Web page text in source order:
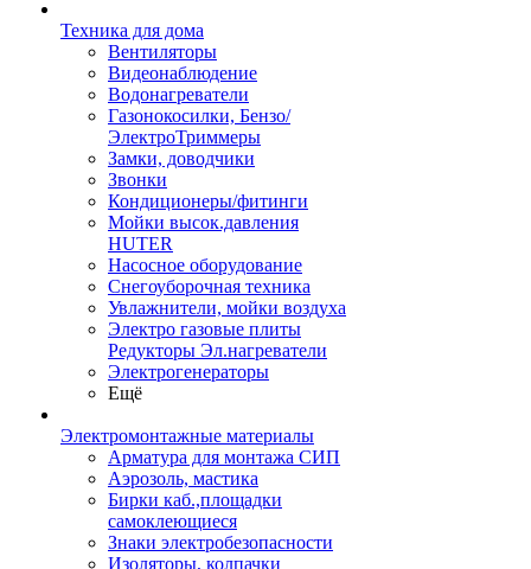
Техника для дома
Вентиляторы
Видеонаблюдение
Водонагреватели
Газонокосилки, Бензо/
ЭлектроТриммеры
Замки, доводчики
Звонки
Кондиционеры/фитинги
Мойки высок.давления
HUTER
Насосное оборудование
Снегоуборочная техника
Увлажнители, мойки воздуха
Электро газовые плиты
Редукторы Эл.нагреватели
Электрогенераторы
Ещё
Электромонтажные материалы
Арматура для монтажа СИП
Аэрозоль, мастика
Бирки каб.,площадки
самоклеющиеся
Знаки электробезопасности
Изоляторы, колпачки